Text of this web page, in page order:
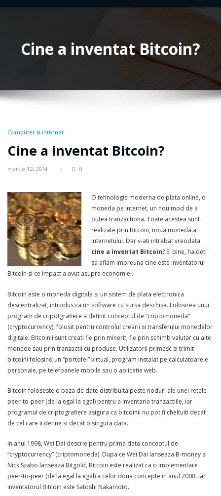
Cine a inventat Bitcoin?
Computer si internet
Cine a inventat Bitcoin?
martie 12, 2014 0
O tehnologie moderna de plata online, o
moneda pe internet, un nou mod de a
putea tranzactiona. Toate acestea sunt
realizate prin Bitcoin, noua moneda a
internetului. Dar v-ati intrebat vreodata
cine a inventat Bitcoin? Ei bine, haideti
sa aflam impreuna cine este inventatorul
Bitcoin si ce impact a avut asupra economiei.
Bitcoin este o moneda digitala si un sistem de plata electronica
descentralizat, introdus ca un software cu sursa deschisa. Folosirea unui
program de cripotgrafiere a definit conceptul de “criptomoneda”
(cryptocurrency), folosit pentru controlul crearii si transferului monedelor
digitale. Bitcoinii sunt creati fie prin minerit, fie prin schimb valutar cu alte
monede sau prin tranzactii cu produse. Utilizatorii primesc si trimit
bitcoini folosind un “portofel” virtual, program instalat pe calculatoarele
personale, pe telefoanele mobile sau o aplicatie web.
Bitcoin foloseste o baza de date distribuita peste noduri ale unei retele
peer-to-peer (de la egal la egal) pentru a inventaria tranzactiile, iar
programul de criptografiere asigura ca bitcoinii nu pot fi cheltuiti decat
de cel care ii detine si decat o singura data.
In anul 1998, Wei Dai descrie pentru prima data conceptul de
“cryptocurrency” (criptomoneda). Dupa ce Wei Dai lanseaza B-money si
Nick Szabo lanseaza Bitgold, Bitcoin este realizat ca o implementare
peer-to-peer (de la egal la egal) a celor doua concepte in anul 2008, iar
inventatorul Bitcoin este Satoshi Nakamoto.